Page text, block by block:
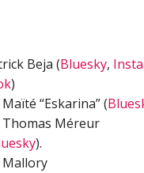
Beja (Bluesky,
)
“Eskarina” (
Méreur
).
Mallory